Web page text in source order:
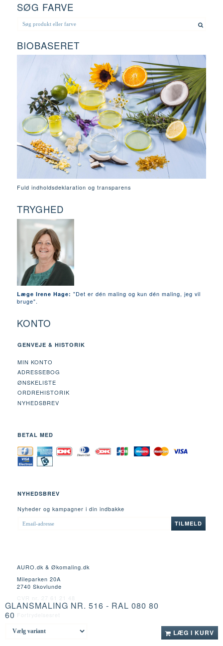
SØG FARVE
BIOBASERET
Fuld indholdsdeklaration og transparens
TRYGHED
Læge Irene Hage: "Det er dén maling og kun dén maling, jeg vil
bruge".
KONTO
GENVEJE & HISTORIK
MIN KONTO
ADRESSEBOG
ØNSKELISTE
ORDREHISTORIK
NYHEDSBREV
BETAL MED
NYHEDSBREV
Nyheder og kampagner i din indbakke
ADRESSE
TILMELD
AURO.dk & Økomaling.dk
Mileparken 20A
2740 Skovlunde
GLANSMALING NR. 516 - RAL 080 80
60
LÆG I KURV